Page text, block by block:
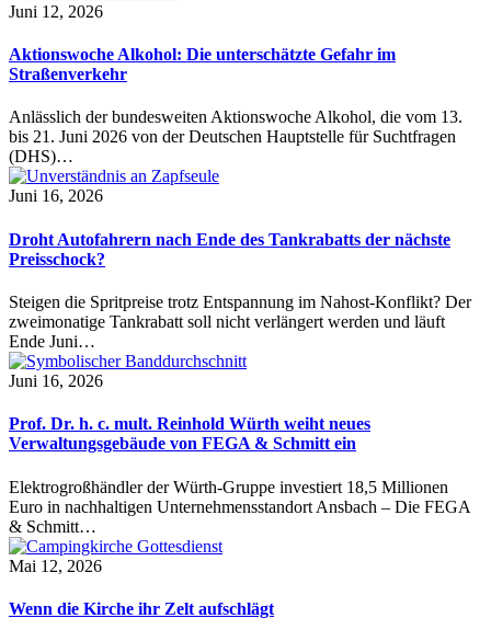
Juni 12, 2026
Aktionswoche Alkohol: Die unterschätzte Gefahr im
Straßenverkehr
Anlässlich der bundesweiten Aktionswoche Alkohol, die vom 13.
bis 21. Juni 2026 von der Deutschen Hauptstelle für Suchtfragen
(DHS)…
Juni 16, 2026
Droht Autofahrern nach Ende des Tankrabatts der nächste
Preisschock?
Steigen die Spritpreise trotz Entspannung im Nahost-Konflikt? Der
zweimonatige Tankrabatt soll nicht verlängert werden und läuft
Ende Juni…
Juni 16, 2026
Prof. Dr. h. c. mult. Reinhold Würth weiht neues
Verwaltungsgebäude von FEGA & Schmitt ein
Elektrogroßhändler der Würth-Gruppe investiert 18,5 Millionen
Euro in nachhaltigen Unternehmensstandort Ansbach – Die FEGA
& Schmitt…
Mai 12, 2026
Wenn die Kirche ihr Zelt aufschlägt